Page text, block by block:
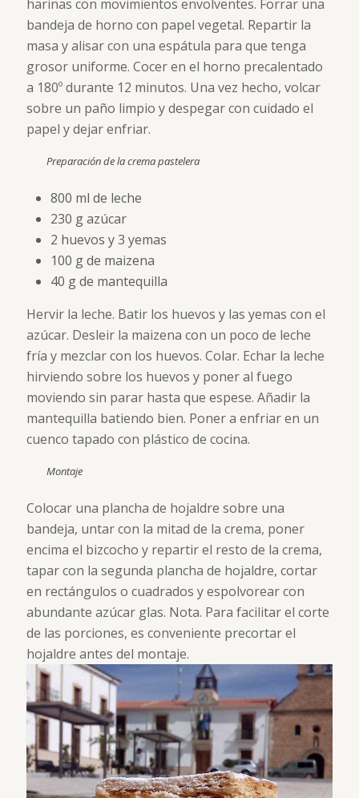
harinas con movimientos envolventes. Forrar una
bandeja de horno con papel vegetal. Repartir la
masa y alisar con una espátula para que tenga
grosor uniforme. Cocer en el horno precalentado
a 180º durante 12 minutos. Una vez hecho, volcar
sobre un paño limpio y despegar con cuidado el
papel y dejar enfriar.
Preparación de la crema pastelera
800 ml de leche
230 g azúcar
2 huevos y 3 yemas
100 g de maizena
40 g de mantequilla
Hervir la leche. Batir los huevos y las yemas con el
azúcar. Desleir la maizena con un poco de leche
fría y mezclar con los huevos. Colar. Echar la leche
hirviendo sobre los huevos y poner al fuego
moviendo sin parar hasta que espese. Añadir la
mantequilla batiendo bien. Poner a enfriar en un
cuenco tapado con plástico de cocina.
Montaje
Colocar una plancha de hojaldre sobre una
bandeja, untar con la mitad de la crema, poner
encima el bizcocho y repartir el resto de la crema,
tapar con la segunda plancha de hojaldre, cortar
en rectángulos o cuadrados y espolvorear con
abundante azúcar glas. Nota. Para facilitar el corte
de las porciones, es conveniente precortar el
hojaldre antes del montaje.